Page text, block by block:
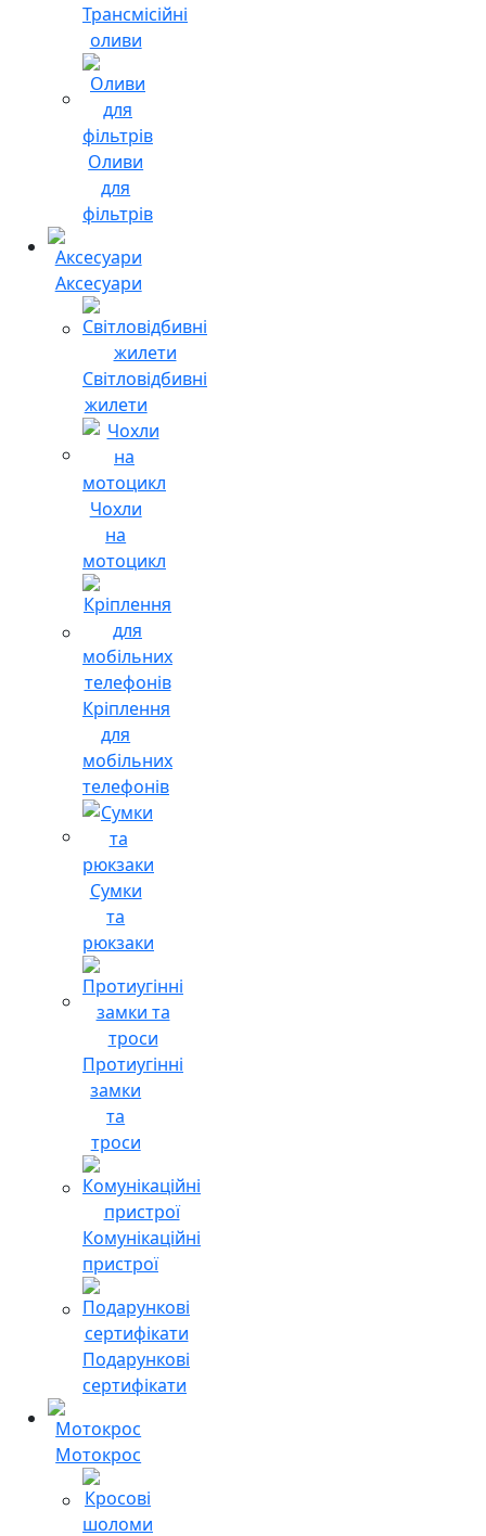
Трансмісійні
оливи
Оливи
для
фільтрів
Аксесуари
Світловідбивні
жилети
Чохли
на
мотоцикл
Кріплення
для
мобільних
телефонів
Сумки
та
рюкзаки
Протиугінні
замки
та
троси
Комунікаційні
пристрої
Подарункові
сертифікати
Мотокрос